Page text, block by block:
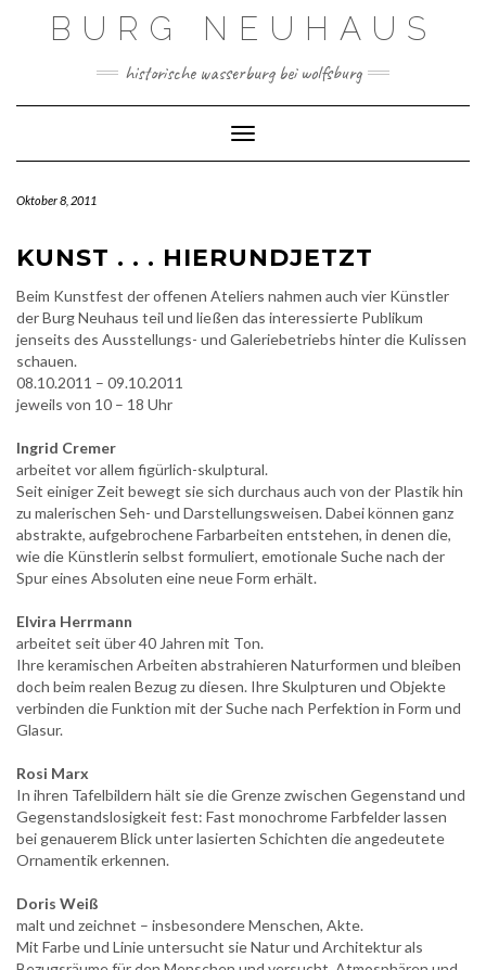
BURG NEUHAUS
historische wasserburg bei wolfsburg
Toggle Navigation
Oktober 8, 2011
KUNST . . . HIERUNDJETZT
Beim Kunstfest der offenen Ateliers nahmen auch vier Künstler
der Burg Neuhaus teil und ließen das interessierte Publikum
jenseits des Ausstellungs- und Galeriebetriebs hinter die Kulissen
schauen.
08.10.2011 – 09.10.2011
jeweils von 10 – 18 Uhr
Ingrid Cremer
arbeitet vor allem figürlich-skulptural.
Seit einiger Zeit bewegt sie sich durchaus auch von der Plastik hin
zu malerischen Seh- und Darstellungsweisen. Dabei können ganz
abstrakte, aufgebrochene Farbarbeiten entstehen, in denen die,
wie die Künstlerin selbst formuliert, emotionale Suche nach der
Spur eines Absoluten eine neue Form erhält.
Elvira Herrmann
arbeitet seit über 40 Jahren mit Ton.
Ihre keramischen Arbeiten abstrahieren Naturformen und bleiben
doch beim realen Bezug zu diesen. Ihre Skulpturen und Objekte
verbinden die Funktion mit der Suche nach Perfektion in Form und
Glasur.
Rosi Marx
In ihren Tafelbildern hält sie die Grenze zwischen Gegenstand und
Gegenstandslosigkeit fest: Fast monochrome Farbfelder lassen
bei genauerem Blick unter lasierten Schichten die angedeutete
Ornamentik erkennen.
Doris Weiß
malt und zeichnet – insbesondere Menschen, Akte.
Mit Farbe und Linie untersucht sie Natur und Architektur als